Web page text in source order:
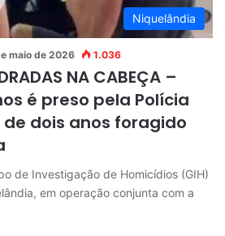
Niquelândia
maio de 2026 1.036
NA CABEÇA –
é preso pela Polícia
dois anos foragido
de Investigação de Homicídios (GIH)
em operação conjunta com a